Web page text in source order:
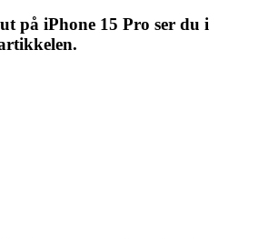
på iPhone 15 Pro ser du i